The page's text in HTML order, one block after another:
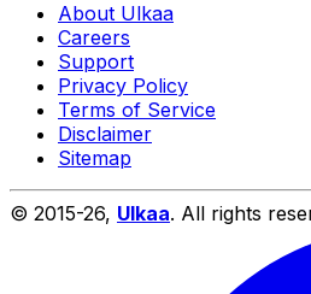
About Ulkaa
Careers
Support
Privacy Policy
Terms of Service
Disclaimer
Sitemap
© 2015-26, Ulkaa. All rights